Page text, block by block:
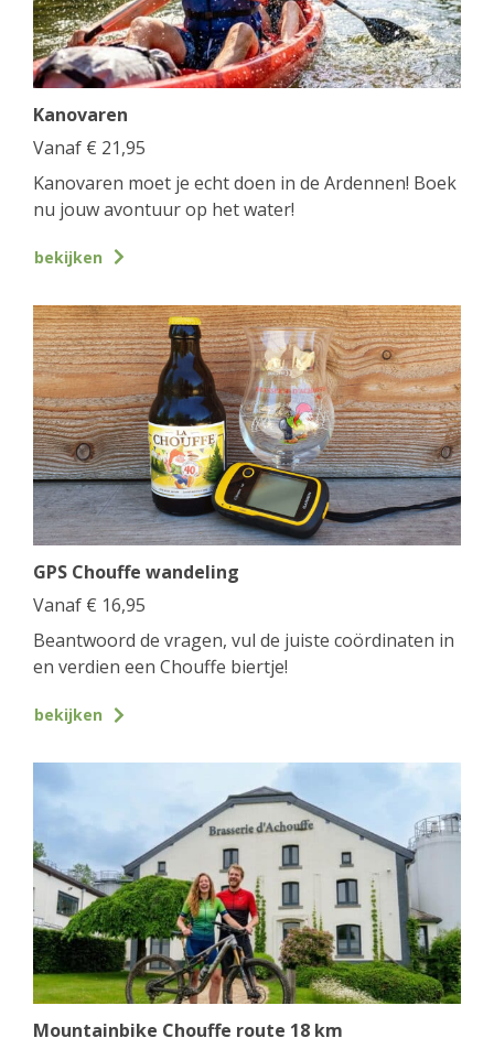
Kanovaren
Vanaf € 21,95
Kanovaren moet je echt doen in de Ardennen! Boek
nu jouw avontuur op het water!
bekijken
GPS Chouffe wandeling
Vanaf € 16,95
Beantwoord de vragen, vul de juiste coördinaten in
en verdien een Chouffe biertje!
bekijken
Mountainbike Chouffe route 18 km